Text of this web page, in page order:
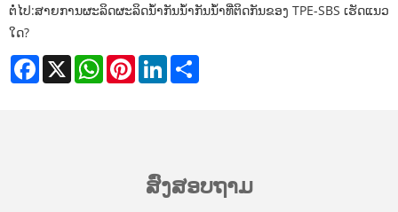
ຕໍ່ໄປ:ສາຍການຜະລິດຜະລິດນ້ໍາກັນນ້ໍາກັນນ້ໍາທີ່ຕິດກັນຂອງ TPE-SBS ເຮັດແນວ
ໃດ?
Facebook
X WhatsAppPinterestLinkedIn
ສົ່ງສອບຖາມ